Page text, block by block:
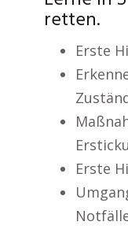
retten.
Erste
Erste